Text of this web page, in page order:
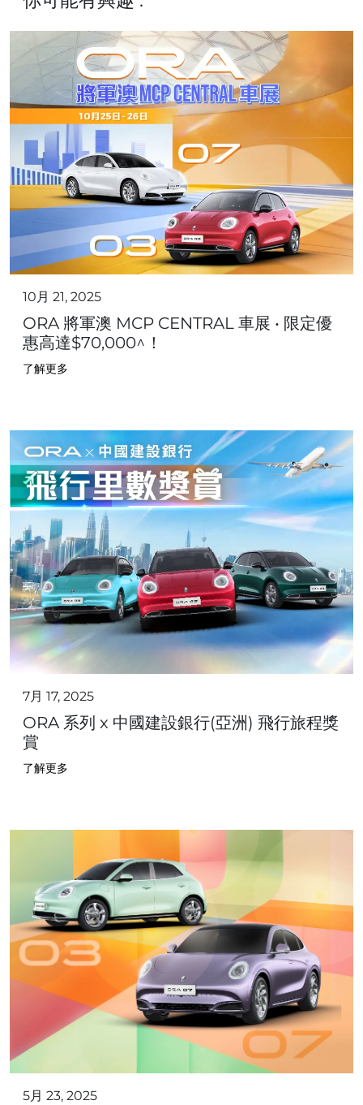
10月 21, 2025
ORA 將軍澳 MCP CENTRAL 車展 • 限定優
惠高達$70,000^！
了解更多
7月 17, 2025
ORA 系列 x 中國建設銀行(亞洲) 飛行旅程獎
賞
了解更多
5月 23, 2025